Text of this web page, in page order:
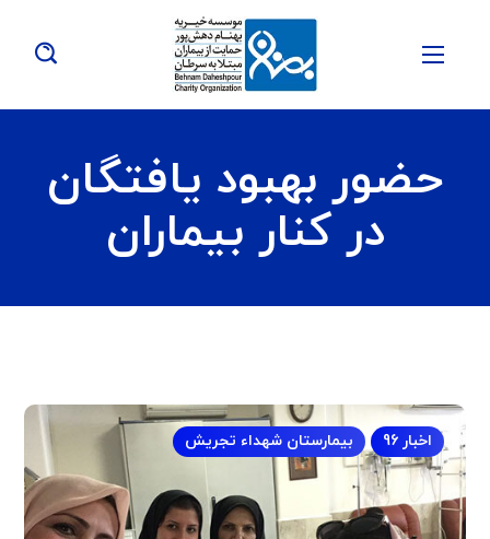
حضور بهبود یافتگان
در کنار بیماران
اخبار 96 بیمارستان شهداء تجریش